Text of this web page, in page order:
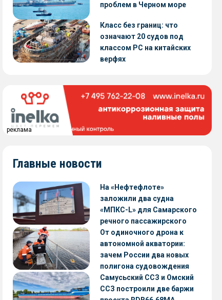
проблем в Черном море
Класс без границ: что
означают 20 судов под
классом РС на китайских
верфях
реклама
Главные новости
На «Нефтефлоте»
заложили два судна
«МПКС-L» для Самарского
речного пассажирского
предприятия
От одиночного дрона к
автономной акватории:
зачем России два новых
полигона судовождения
Самусьский ССЗ и Омский
ССЗ построили две баржи